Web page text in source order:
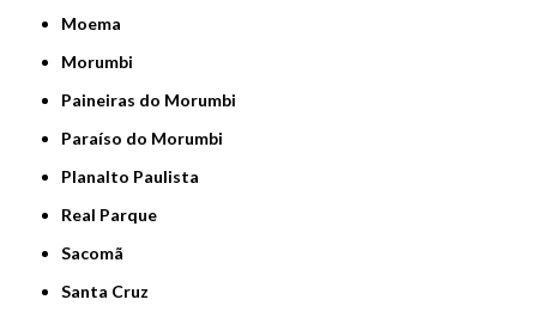
Moema
Morumbi
Paineiras do Morumbi
Paraíso do Morumbi
Planalto Paulista
Real Parque
Sacomã
Santa Cruz